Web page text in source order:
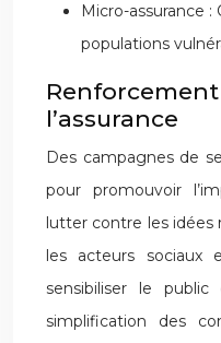
Micro-assurance
populations
l’assurance
Des campagnes de
pour promouvoir
lutter contre les idées
les acteurs
sensibiliser le
simplification des